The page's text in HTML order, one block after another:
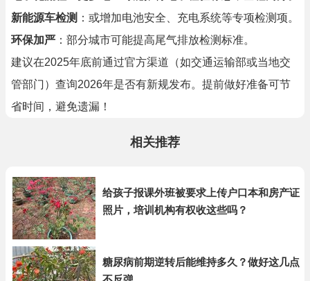
新能源车检测 ：或增加电池安全、充电系统等专项检测项。
环保加严 ：部分城市可能提高尾气排放检测标准。
建议在2025年底前通过官方渠道（如交通运输部或当地交
管部门）查询2026年是否有新规发布。提前做好准备可节
省时间，避免遗漏！
相关推荐
给孩子报课外班被要求上传户口本和房产证
照片，培训机构有权收这些吗？
糖尿病前期逆转后能维持多久？做好这几点